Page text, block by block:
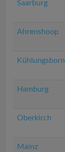
Saarburg
Ahrenshoop
Kühlungsborn
Hamburg
Oberkirch
Mainz